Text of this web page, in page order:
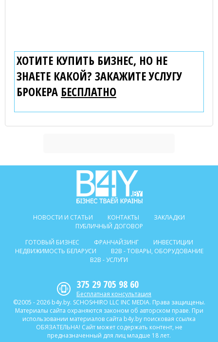
ХОТИТЕ КУПИТЬ БИЗНЕС, НО НЕ
ЗНАЕТЕ КАКОЙ? ЗАКАЖИТЕ УСЛУГУ
БРОКЕРА БЕСПЛАТНО
НОВОСТИ И СТАТЬИ КОНТАКТЫ
ЗАКЛАДКИ
ПУБЛИЧНЫЙ ДОГОВОР
ГОТОВЫЙ БИЗНЕС
ФРАНЧАЙЗИНГ
ИНВЕСТИЦИИ
НЕДВИЖИМОСТЬ БЕЛАРУСИ
B2B - ТОВАРЫ, ОБОРУДОВАНИЕ
B2B - УСЛУГИ
375 29 705 98 60
Бесплатная консультация
©2005 - 2026 b4y.by. SCHOSᶳHIRO LLC INC MEDIA. Права защищены.
Материалы сайта охраняются законом об авторском праве. При
использовании материалов сайта b4y.by поисковая ссылка
ОБЯЗАТЕЛЬНА! Сайт может содержать контент, не
предназначенный для лиц младше 18 лет.